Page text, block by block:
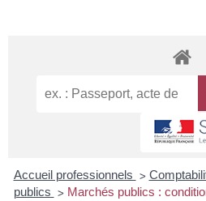
Accueil professionnels >
publics > Marchés publics :